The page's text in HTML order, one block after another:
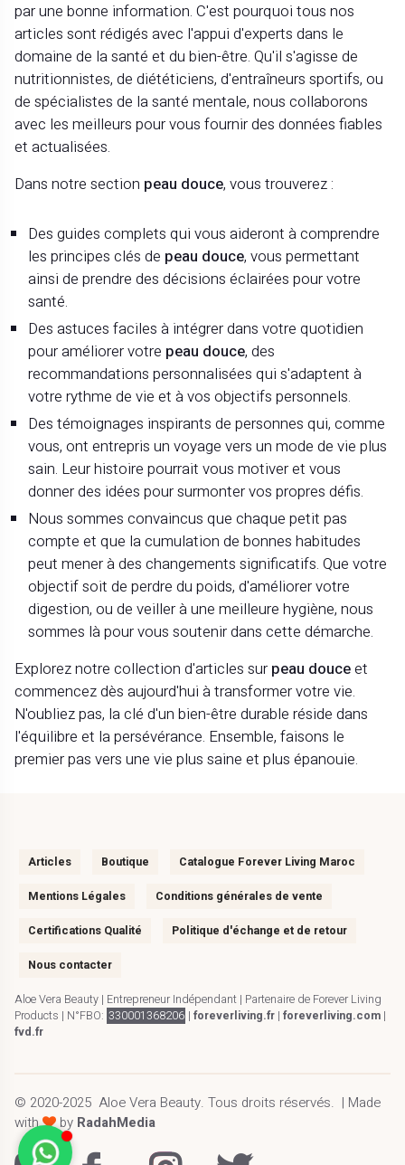
par une bonne information. C'est pourquoi tous nos
articles sont rédigés avec l'appui d'experts dans le
domaine de la santé et du bien-être. Qu'il s'agisse de
nutritionnistes, de diététiciens, d'entraîneurs sportifs, ou
de spécialistes de la santé mentale, nous collaborons
avec les meilleurs pour vous fournir des données fiables
et actualisées.
Dans notre section peau douce, vous trouverez :
Des guides complets qui vous aideront à comprendre
les principes clés de peau douce, vous permettant
ainsi de prendre des décisions éclairées pour votre
santé.
Des astuces faciles à intégrer dans votre quotidien
pour améliorer votre peau douce, des
recommandations personnalisées qui s'adaptent à
votre rythme de vie et à vos objectifs personnels.
Des témoignages inspirants de personnes qui, comme
vous, ont entrepris un voyage vers un mode de vie plus
sain. Leur histoire pourrait vous motiver et vous
donner des idées pour surmonter vos propres défis.
Nous sommes convaincus que chaque petit pas
compte et que la cumulation de bonnes habitudes
peut mener à des changements significatifs. Que votre
objectif soit de perdre du poids, d'améliorer votre
digestion, ou de veiller à une meilleure hygiène, nous
sommes là pour vous soutenir dans cette démarche.
Explorez notre collection d'articles sur peau douceet
commencez dès aujourd'hui à transformer votre vie.
N'oubliez pas, la clé d'un bien-être durable réside dans
l'équilibre et la persévérance. Ensemble, faisons le
premier pas vers une vie plus saine et plus épanouie.
Articles Boutique Catalogue Forever Living Maroc
Mentions Légales Conditions générales de vente
Certifications Qualité Politique d'échange et de retour
Nous contacter
Aloe Vera Beauty | Entrepreneur Indépendant | Partenaire de Forever Living
Products | N°FBO: 330001368206 | foreverliving.fr| foreverliving.com|
fvd.fr
© 2020-2025 Aloe Vera Beauty.Tous droits réservés. | Made
with
by RadahMedia